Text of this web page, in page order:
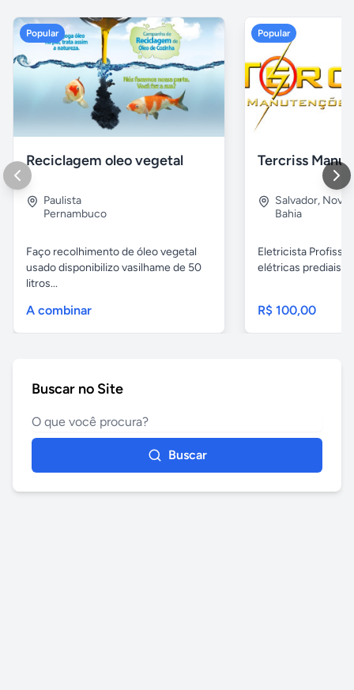
Popular
Reciclagem oleo vegetal
Paulista
Pernambuco
Faço recolhimento de óleo vegetal
usado disponibilizo vasilhame de 50
litros...
A combinar
Popular
Salvador, Nova
Bahia
Eletricista
elétricas prediais e
R$ 100,00
Buscar no Site
Buscar